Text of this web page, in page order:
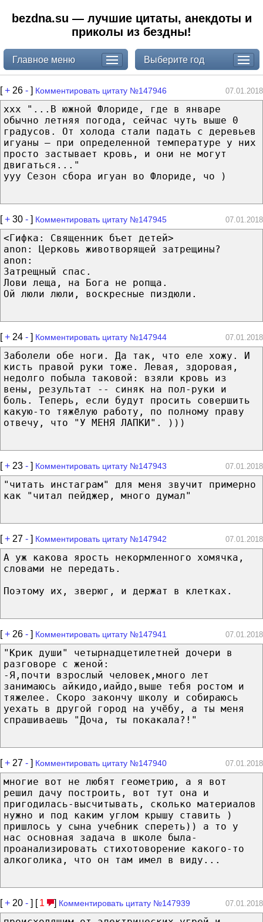
bezdna.su — лучшие цитаты, анекдоты и
приколы из бездны!
Главное меню Выберите год
[+ 26 - ] Комментировать цитату №147946 07.01.2018
ххх "...В южной Флориде, где в январе
обычно летняя погода, сейчас чуть выше 0
градусов. От холода стали падать с деревьев
игуаны — при определенной температуре у них
просто застывает кровь, и они не могут
двигаться..."
yyy Сезон сбора игуан во Флориде, чо )
[+ 30 - ] Комментировать цитату №147945 07.01.2018
<Гифка: Священник бъет детей>
anon: Церковь животворящей затрещины?
anon:
Затрещный спас.
Лови леща, на Бога не ропща.
Ой люли люли, воскресные пиздюли.
[+ 24 - ] Комментировать цитату №147944 07.01.2018
Заболели обе ноги. Да так, что еле хожу. И
кисть правой руки тоже. Левая, здоровая,
недолго побыла таковой: взяли кровь из
вены, результат -- синяк на пол-руки и
боль. Теперь, если будут просить совершить
какую-то тяжёлую работу, по полному праву
отвечу, что "У МЕНЯ ЛАПКИ". )))
[+ 23 - ] Комментировать цитату №147943 07.01.2018
"читать инстаграм" для меня звучит примерно
как "читал пейджер, много думал"
[+ 27 - ] Комментировать цитату №147942 07.01.2018
А уж какова ярость некормленного хомячка,
словами не передать.
Поэтому их, зверюг, и держат в клетках.
[+ 26 - ] Комментировать цитату №147941 07.01.2018
"Крик души" четырнадцетилетней дочери в
разговоре с женой:
-Я,почти взрослый человек,много лет
занимаюсь айкидо,иайдо,выше тебя ростом и
тяжелее. Скоро закончу школу и собираюсь
уехать в другой город на учëбу, а ты меня
спрашиваешь "Доча, ты покакала?!"
[+ 27 - ] Комментировать цитату №147940 07.01.2018
многие вот не любят геометрию, а я вот
решил дачу построить, вот тут она и
пригодилась-высчитывать, сколько материалов
нужно и под каким углом крышу ставить )
пришлось у сына учебник спереть)) а то у
нас основная задача в школе была-
проанализировать стихотоворение какого-то
алкоголика, что он там имел в виду...
[+ 20 - ] [ 1 ] Комментировать цитату №147939 07.01.2018